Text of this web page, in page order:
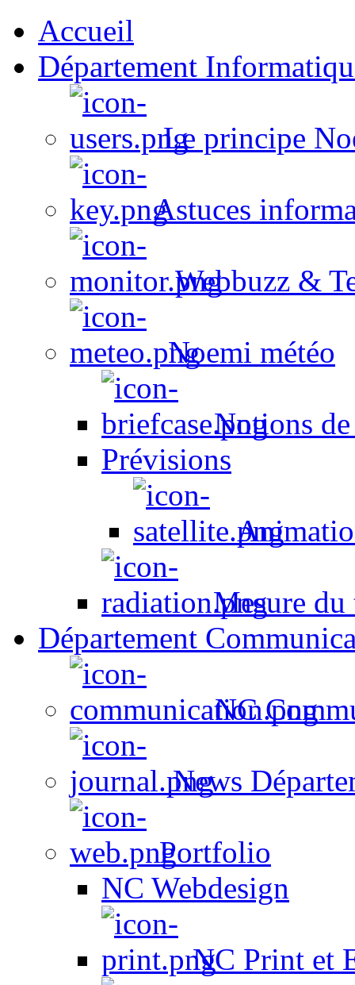
Accueil
Département
Le principe
Astuces
Webbuzz &
Noemi météo
Notions
Prévisions
Mesure du
Département
NC
News
Portfolio
NC Webdesign
NC Print et